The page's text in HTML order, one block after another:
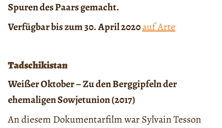
Spuren des Paars gemacht.
Verfügbar bis zum 30. April 2020auf Arte
Tadschikistan
Weißer Oktober – Zu den Berggipfeln der
ehemaligen Sowjetunion(2017)
An diesem Dokumentarfilm war Sylvain Tesson